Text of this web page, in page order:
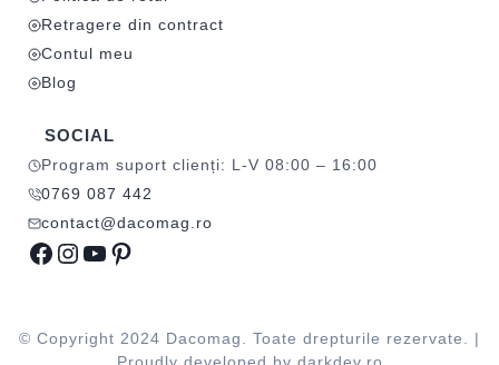
Retragere din contract
Contul meu
Blog
SOCIAL
Program suport clienți: L-V 08:00 – 16:00
0769 087 442
contact@dacomag.ro
Facebook
Instagram
YouTube
Pinterest
© Copyright 2024 Dacomag. Toate drepturile rezervate. |